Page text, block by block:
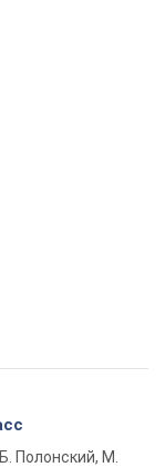
Полонский, М.